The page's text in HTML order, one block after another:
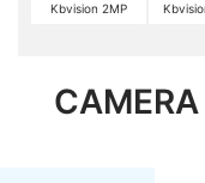
Kbvision 2MP